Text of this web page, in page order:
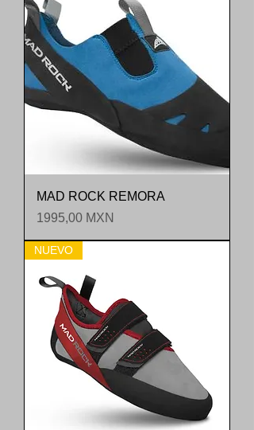
MAD ROCK REMORA
Precio
1995,00 MXN
NUEVO